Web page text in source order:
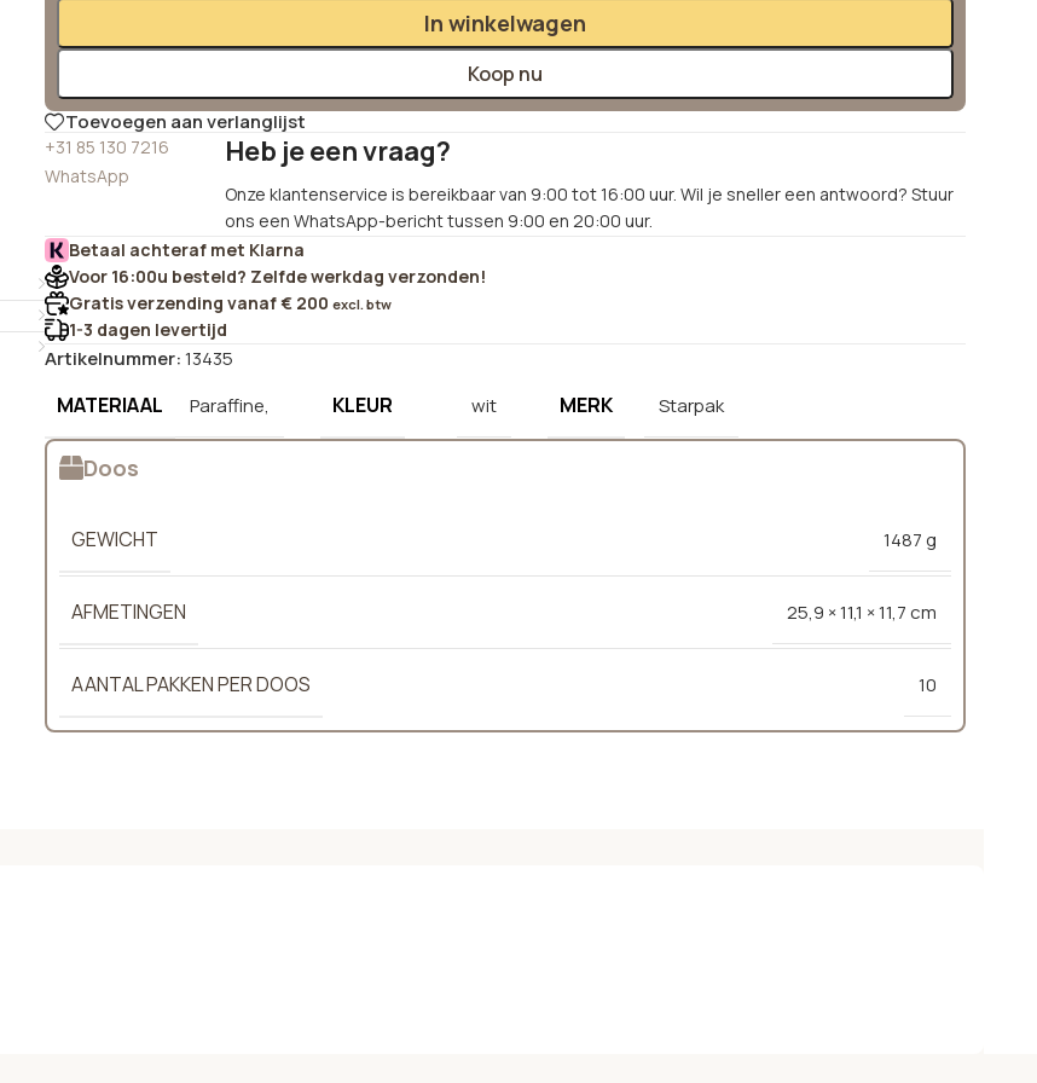
In winkelwagen
Koop nu
Toevoegen aan verlanglijst
+31 85 130 7216
WhatsApp
Heb je een vraag?
Onze klantenservice is bereikbaar van 9:00 tot 16:00 uur. Wil je sneller een antwoord? Stuur
ons een WhatsApp-bericht tussen 9:00 en 20:00 uur.
Betaal achteraf met Klarna
Voor 16:00u besteld? Zelfde werkdag verzonden!
Gratis verzending vanaf € 200 excl. btw
1-3 dagen levertijd
Artikelnummer:13435
MATERIAAL Paraffine, KLEUR wit MERK Starpak
Doos
GEWICHT 1487 g
AFMETINGEN 25,9 × 11,1 × 11,7 cm
AANTAL PAKKEN PER DOOS 10